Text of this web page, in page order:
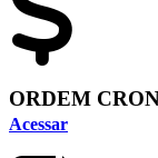
ORDEM
Acessar